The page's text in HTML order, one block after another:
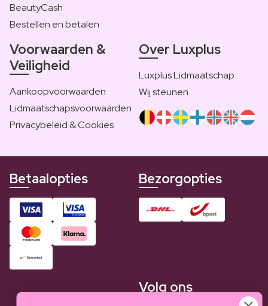
BeautyCash
Bestellen en betalen
Voorwaarden &
Veiligheid
Aankoopvoorwaarden
Lidmaatschapsvoorwaarden
Privacybeleid & Cookies
Over Luxplus
Luxplus Lidmaatschap
Wij steunen
Betaalopties Bezorgopties
Volg ons